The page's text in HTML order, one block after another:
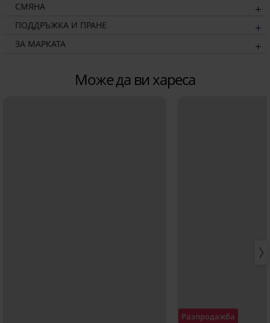
СМЯНА
ПОДДРЪЖКА И ПРАНЕ
ЗА МАРКАТА
Може да ви хареса
Разпродажба